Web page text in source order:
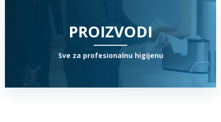
PROIZVODI
Sve za profesionalnu higijenu